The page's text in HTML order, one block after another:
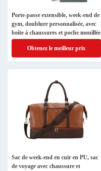
Porte-passe extensible, week-end de
gym, doublure personnalisée, avec
boîte à chaussures et poche mouillée
Obtenez le meilleur prix
Sac de week-end en cuir en PU, sac
de voyage avec chaussure et